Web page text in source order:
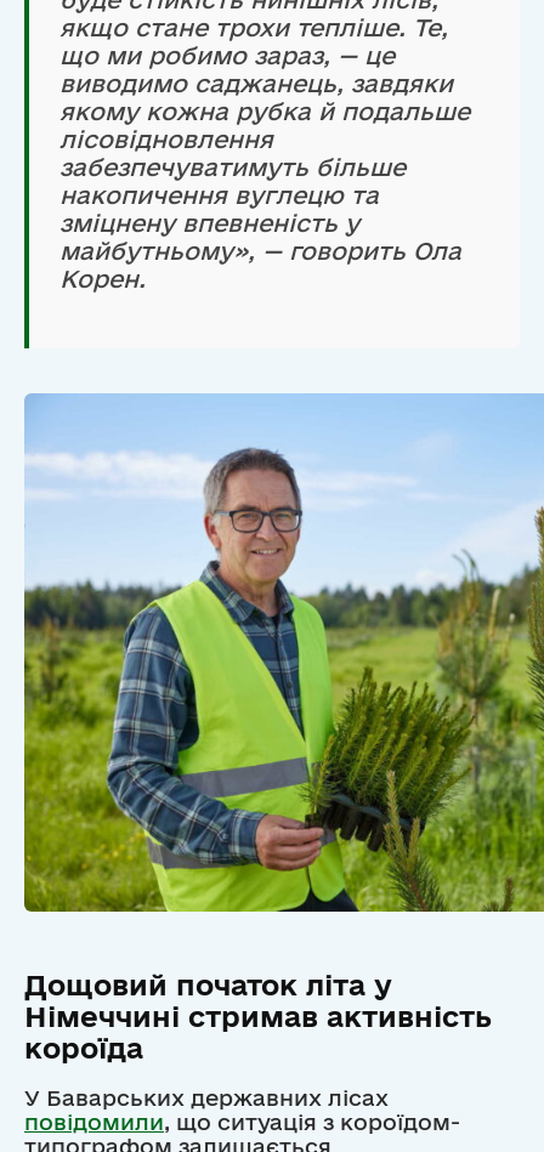
якщо стане трохи тепліше. Те,
що ми робимо зараз, — це
виводимо саджанець, завдяки
якому кожна рубка й подальше
лісовідновлення
забезпечуватимуть більше
накопичення вуглецю та
зміцнену впевненість у
майбутньому», — говорить Ола
Корен.
Дощовий початок літа у
Німеччині стримав активність
короїда
У Баварських державних лісах
повідомили, що ситуація з короїдом-
типографом залишається